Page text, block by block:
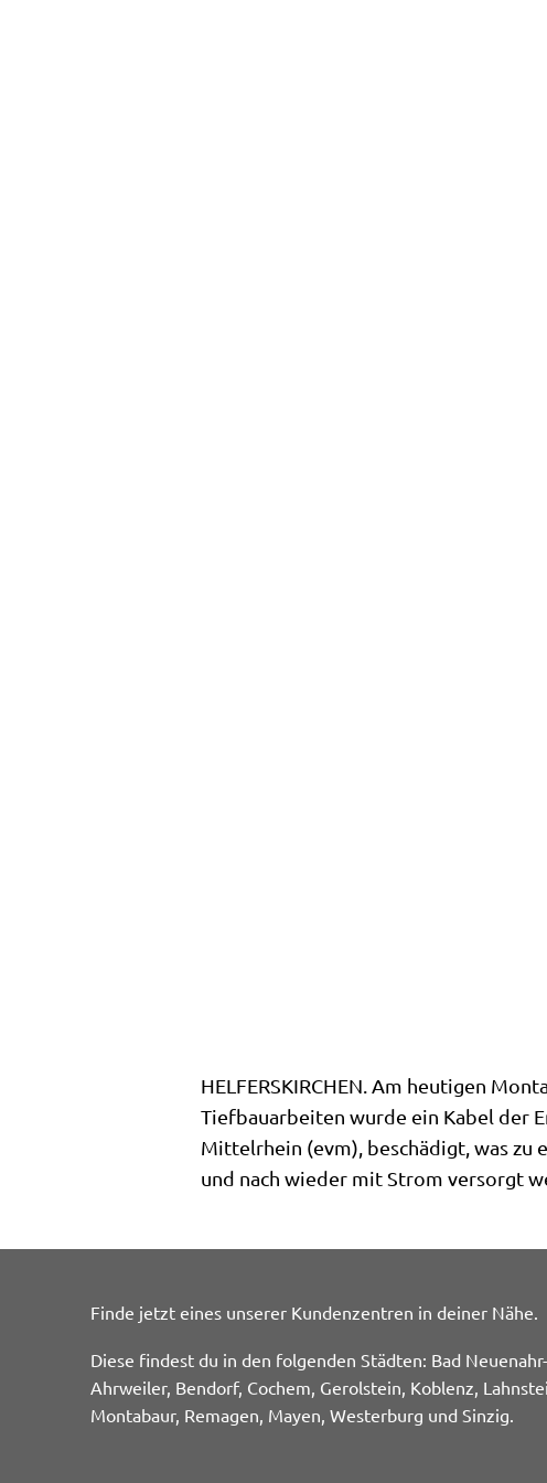
HELFERSKIRCHEN. Am heutigen
Tiefbauarbeiten wurde ein Kabel der
Mittelrhein (evm), beschädigt, was zu
und nach wieder mit Strom versorgt
Finde jetzt eines unserer Kundenzentren in deiner Nähe.
Diese findest du in den folgenden Städten: Bad Neuenahr-
Ahrweiler, Bendorf, Cochem, Gerolstein, Koblenz,
Montabaur, Remagen, Mayen, Westerburg und Sinzig.